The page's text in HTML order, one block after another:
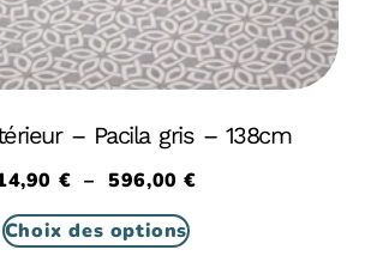
– Pacila gris – 138cm
€ – 596,00€
Choix des options